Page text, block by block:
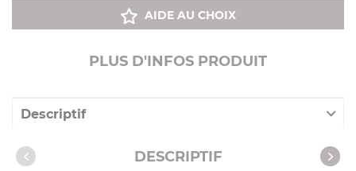
AIDE AU CHOIX
PLUS D'INFOS PRODUIT
Descriptif
Caractéristiques DESCRIPTIF